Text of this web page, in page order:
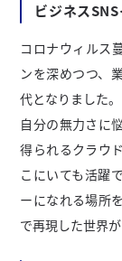
ビジネス
コロナウィルス
ンを深めつつ、
代となりました。
自分の無力さに
得られるクラウ
こにいても活躍
ーになれる場所
で再現した世界